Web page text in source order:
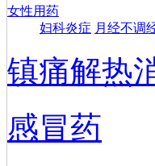
女性用药
妇科炎症 月经不调
镇痛解热
感冒药